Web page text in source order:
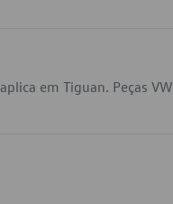
em Tiguan. Peças VW